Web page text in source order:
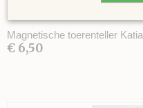
Magnetische toerenteller Katia
€ 6,50